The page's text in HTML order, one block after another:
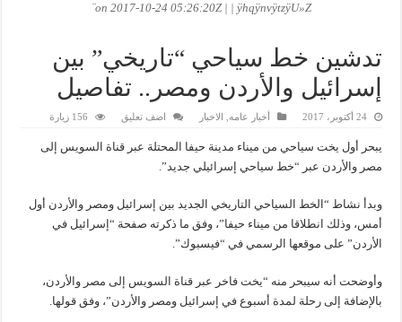
on 2017-10-24 05:26:20Z | | ÿhqÿnvÿtzÿU»Z¨
تدشين خط سياحي “تاريخي” بين
إسرائيل والأردن ومصر.. تفاصيل
24 أكتوبر، 2017 أخبار عامه, الاخبار اضف تعليق 156 زيارة
يبحر أول يخت سياحي من ميناء مدينة حيفا المحتلة عبر قناة السويس إلى
مصر والأردن عبر “خط سياحي إسرائيلي جديد”.
وبدأ نشاط “الخط السياحي التاريخي الجديد بين إسرائيل ومصر والأردن أول
أمس، وذلك انطلاقا من ميناء حيفا”، وفق ما ذكرته صفحة “إسرائيل في
الأردن” على موقعها الرسمي في “فيسبوك”.
وأوضحت أنه سيبحر منه “يخت فاخر عبر قناة السويس إلى مصر والأردن،
بالإضافة إلى رحلة لمدة أسبوع في إسرائيل ومصر والأردن”، وفق قولها.